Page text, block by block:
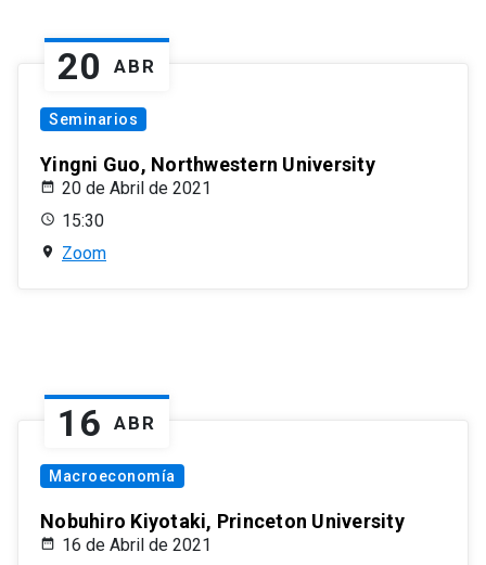
20 ABR
Seminarios
Yingni Guo, Northwestern University
20 de Abril de 2021
15:30
Zoom
16 ABR
Macroeconomía
Nobuhiro Kiyotaki, Princeton University
16 de Abril de 2021